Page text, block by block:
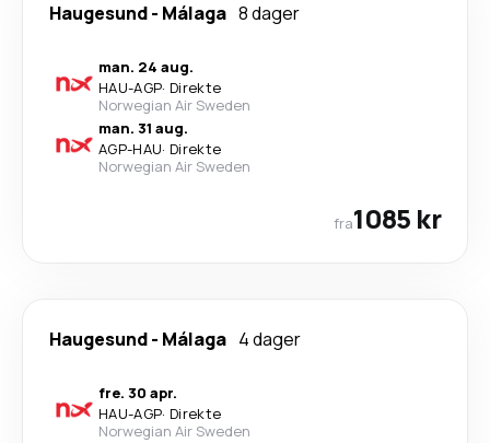
Haugesund- Málaga 8 dager
man. 24 aug.
HAU-AGP· Direkte
Norwegian Air Sweden
man. 31 aug.
AGP-HAU· Direkte
Norwegian Air Sweden
fra1085 kr
Haugesund- Málaga 4 dager
fre. 30 apr.
HAU-AGP· Direkte
Norwegian Air Sweden